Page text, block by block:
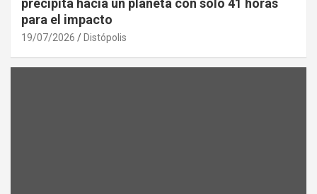
para el impacto
19/07/2026 Distópolis